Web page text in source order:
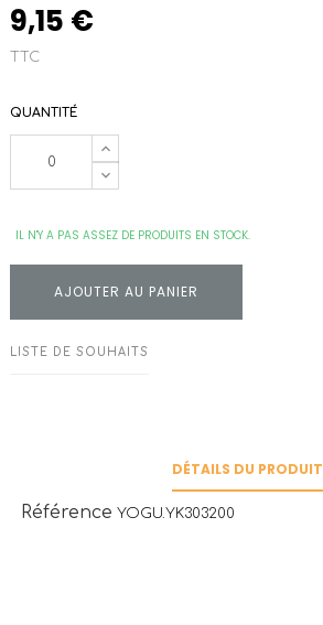
9,15 €
TTC
QUANTITÉ
IL N'Y A PAS ASSEZ DE PRODUITS EN STOCK.
AJOUTER AU PANIER
LISTE DE SOUHAITS
DÉTAILS DU PRODUIT
Référence YOGU.YK303200